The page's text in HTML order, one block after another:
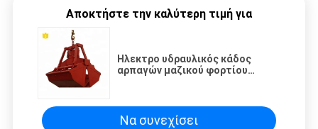
Αποκτήστε την καλύτερη τιμή για
Ηλεκτρο υδραυλικός κάδος
αρπαγών μαζικού φορτίου
Να συνεχίσει